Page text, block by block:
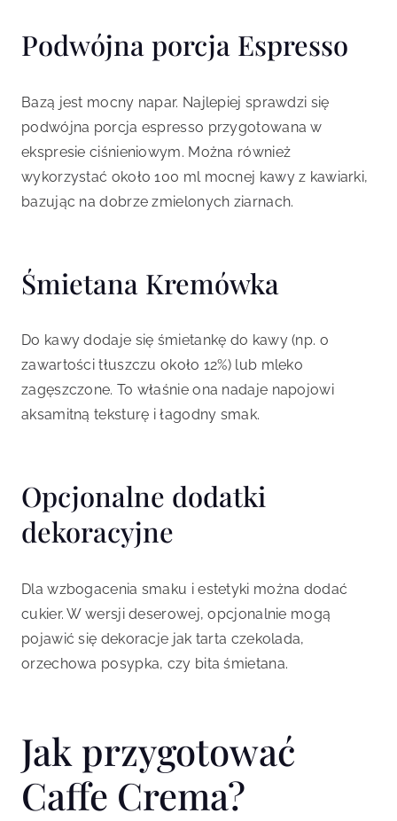
Podwójna porcja Espresso
Bazą jest mocny napar. Najlepiej sprawdzi się
podwójna porcja espresso przygotowana w
ekspresie ciśnieniowym. Można również
wykorzystać około 100 ml mocnej kawy z kawiarki,
bazując na dobrze zmielonych ziarnach.
Śmietana Kremówka
Do kawy dodaje się śmietankę do kawy (np. o
zawartości tłuszczu około 12%) lub mleko
zagęszczone. To właśnie ona nadaje napojowi
aksamitną teksturę i łagodny smak.
Opcjonalne dodatki
dekoracyjne
Dla wzbogacenia smaku i estetyki można dodać
cukier. W wersji deserowej, opcjonalnie mogą
pojawić się dekoracje jak tarta czekolada,
orzechowa posypka, czy bita śmietana.
Jak przygotować
Caffe Crema?